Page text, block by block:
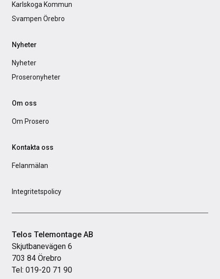
Karlskoga Kommun
Svampen Örebro
Nyheter
Nyheter
Proseronyheter
Om oss
Om Prosero
Kontakta oss
Felanmälan
Integritetspolicy
Telos Telemontage AB
Skjutbanevägen 6
703 84 Örebro
Tel: 019-20 71 90